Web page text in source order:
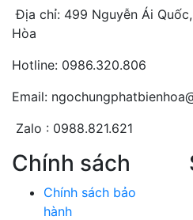
Địa chỉ: 499 Nguyễn Ái
Hòa
Hotline: 0986.320.806
Email:
Zalo : 0988.821.621
Chính sách
Chính sách bảo
hành